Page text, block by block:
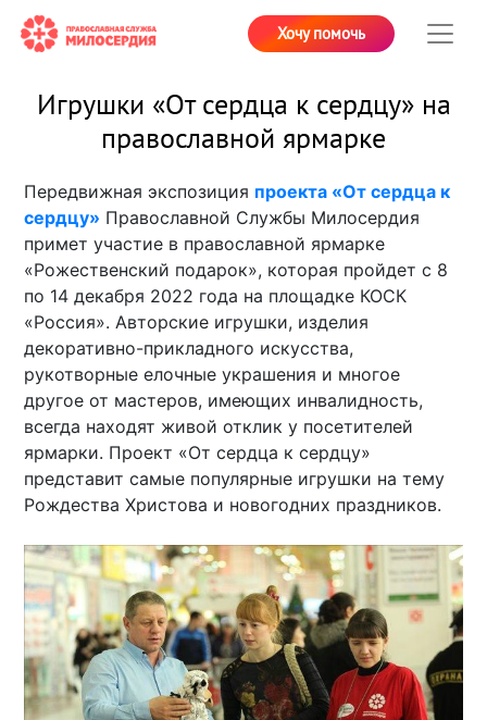
Хочу помочь
Игрушки «От сердца к сердцу» на
православной ярмарке
Передвижная экспозиция проекта «От сердца к
сердцу» Православной Службы Милосердия
примет участие в православной ярмарке
«Рожественский подарок», которая пройдет с 8
по 14 декабря 2022 года на площадке КОСК
«Россия». Авторские игрушки, изделия
декоративно-прикладного искусства,
рукотворные елочные украшения и многое
другое от мастеров, имеющих инвалидность,
всегда находят живой отклик у посетителей
ярмарки. Проект «От сердца к сердцу»
представит самые популярные игрушки на тему
Рождества Христова и новогодних праздников.